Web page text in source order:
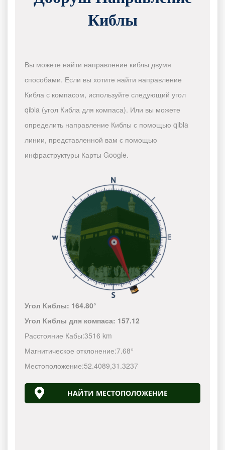
Киблы
Вы можете найти направление киблы двумя
способами. Если вы хотите найти направление
Кибла с компасом, используйте следующий угол
qibla (угол Кибла для компаса). Или вы можете
определить направление Киблы с помощью qibla
линии, представленной вам с помощью
инфраструктуры Карты Google.
Угол Киблы: 164.80°
Угол Киблы для компаса: 157.12
Расстояние Кабы:3516 km
Магнитическое отклонение:7.68°
Местоположение:52.4089,31.3237
НАЙТИ МЕСТОПОЛОЖЕНИЕ